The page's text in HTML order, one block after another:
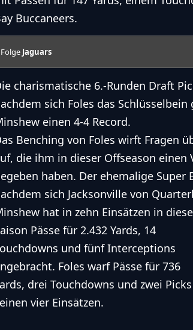
Buccaneers.
Folge Jaguars
charismatische 6.-Runden Draft
sich Foles das
einen 4-4 Record.
Benching von Foles wirft Fragen
die ihm in dieser Offseason
haben. Der ehemalige Super
sich Jacksonville von
hat in zehn Einsätzen in
Pässe für 2.432 Yards, 14
und fünfInterceptions
Foles warf Pässe für 736
drei Touchdowns und zwei
vier Einsätzen.